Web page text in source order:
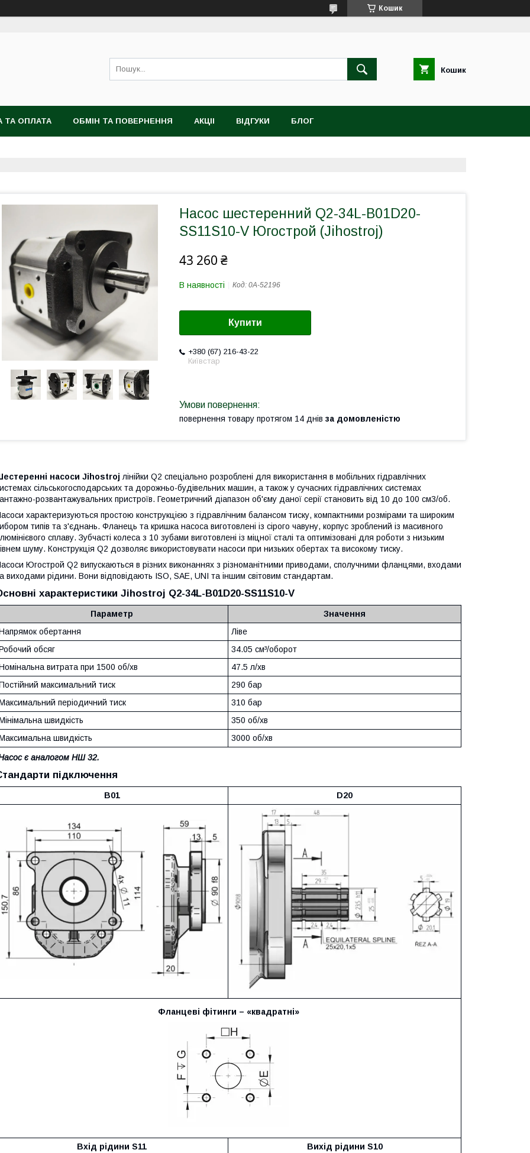
Кошик
Кошик
ТА ОПЛАТА ОБМІН ТА ПОВЕРНЕННЯ АКЦІІ ВІДГУКИ БЛОГ
Насос шестеренний Q2-34L-B01D20-
SS11S10-V Югострой (Jihostroj)
43 260 ₴
В наявності Код: 0А-52196
Купити
+380 (67) 216-43-22
Київстар
повернення товару протягом 14 днів за домовленістю
насоси Jihostroj лінійки Q2 спеціально розроблені для використання в мобільних гідравлічних
сільськогосподарських та дорожньо-будівельних машин, а також у сучасних гідравлічних системах
розвантажувальних пристроїв. Геометричний діапазон об'єму даної серії становить від 10 до 100 см3/об.
характеризуються простою конструкцією з гідравлічним балансом тиску, компактними розмірами та широким
типів та з'єднань. Фланець та кришка насоса виготовлені із сірого чавуну, корпус зроблений із масивного
сплаву. Зубчасті колеса з 10 зубами виготовлені із міцної сталі та оптимізовані для роботи з низьким
шуму. Конструкція Q2 дозволяє використовувати насоси при низьких обертах та високому тиску.
Югострой Q2 випускаються в різних виконаннях з різноманітними приводами, сполучними фланцями, входами
виходами рідини. Вони відповідають ISO, SAE, UNI та іншим світовим стандартам.
характеристики Jihostroj Q2-34L-B01D20-SS11S10-V
Параметр
Значення
обертання
Ліве
обсяг
34.05 см³/оборот
витрата при 1500 об/хв
47.5 л/хв
максимальний тиск
290 бар
періодичний тиск
310 бар
швидкість
350 об/хв
швидкість
3000 об/хв
є аналогом НШ 32.
підключення
B01 D20
Фланцеві фітинги – «квадратні»
Вхід рідини S11
Вихід рідини S10